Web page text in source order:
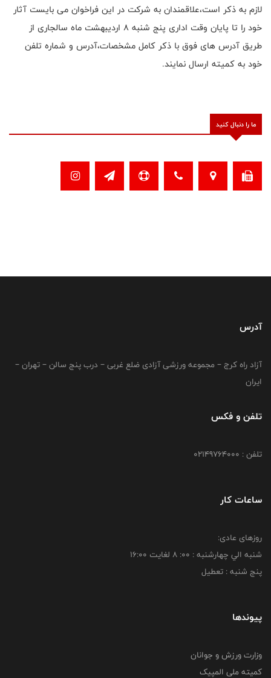
لازم به ذکر است،علاقمندان به شرکت در این فراخوان می بایست آثار
خود را تا پایان وقت اداری پنج شنبه ۸ اردیبهشت ماه سالجاری از
طریق آدرس های فوق با ذکر کامل مشخصات،آدرس و شماره تلفن
خود به کمیته ارسال نمایند.
ما را دنبال کنید
آدرس
آزاد راه کرج – مجموعه ورزشی آزادی ضلع غربی – درب پنج سالن – تهران –
ایران
تلفن و فکس
تلفن : 02149764000
ساعات کار
روزهای عادی:
شنبه الي چهارشنبه : 00: 8 لغايت 16:00
پنج شنبه : تعطیل
پیوندها
وزارت ورزش و جوانان
کمیته ملی المپیک